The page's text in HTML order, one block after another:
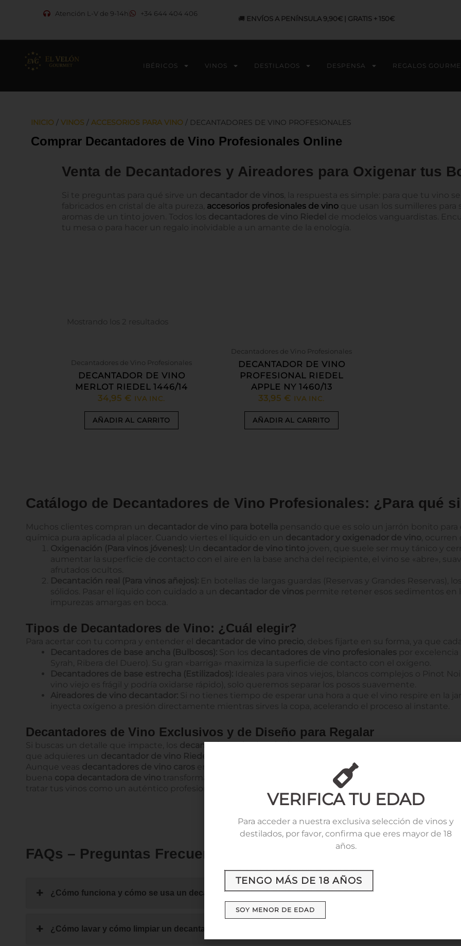
Atención L-V de 9-14h +34 644 404 406
🚚 ENVÍOS A PENÍNSULA 9,90€ | GRATIS + 150€
IBÉRICOS VINOS DESTILADOS DESPENSA REGALOS
INICIO / VINOS / ACCESORIOS PARA VINO / DECANTADORES DE VINO PROFESIONALES
Comprar Decantadores de Vino Profesionales Online
Venta de Decantadores y Aireadores para Oxigenar tus
Si te preguntas para qué sirve un decantador de vinos, la respuesta es simple: para que tu vino
fabricados en cristal de alta pureza, accesorios profesionales de vino que usan los sumilleres para
aromas de un tinto joven. Todos los decantadores de vino Riedel de modelos vanguardistas.
tu mesa o para hacer un regalo inolvidable a un amante de la enología.
Mostrando los 2 resultados
Decantadores de Vino Profesionales
DECANTADOR DE VINO
MERLOT RIEDEL 1446/14
34,95 € IVA INC.
AÑADIR AL CARRITO
Decantadores de Vino Profesionales
DECANTADOR DE VINO
PROFESIONAL RIEDEL
APPLE NY 1460/13
33,95 € IVA INC.
AÑADIR AL CARRITO
Catálogo de Decantadores de Vino Profesionales: ¿Para qué
Muchos clientes compran un decantador de vino para botella pensando que es solo un jarrón bonito para
química pura aplicada al placer. Cuando viertes el líquido en un decantador y oxigenador de vino, ocurren
Oxigenación (Para vinos jóvenes): Un decantador de vino tinto joven, que suele ser muy tánico y
aumentar la superficie de contacto con el aire en la base ancha del recipiente, el vino se «abre»,
afrutados ocultos.
Decantación real (Para vinos añejos): En botellas de largas guardas (Reservas y Grandes Reservas),
sólidos. Pasar el líquido con cuidado a un decantador de vinos permite retener esos sedimentos en
impurezas amargas en boca.
Tipos de Decantadores de Vino: ¿Cuál elegir?
Para acertar con tu compra y entender el decantador de vino precio, debes fijarte en su forma, ya que
Decantadores de base ancha (Bulbosos): Son los decantadores de vino profesionales por
Syrah, Ribera del Duero). Su gran «barriga» maximiza la superficie de contacto con el oxígeno.
Decantadores de base estrecha (Estilizados): Ideales para vinos viejos, blancos complejos o Pinot
vino viejo es frágil y podría oxidarse rápido), solo queremos separar los posos suavemente.
Aireadores de vino decantador: Si no tienes tiempo de esperar una hora a que el vino respire en la
inyecta oxígeno a presión directamente mientras sirves la copa, acelerando el proceso al instante.
Decantadores de Vino Exclusivos y de Diseño para Regalar
Si buscas un detalle que impacte, los decantadores de vino de diseño
son el regalo estrella. Trabajamos
que adquieres un decantador de vino Riedel
Aunque veas decantadores de vino caros en nuestro catálogo, te aseguramos que la inversión en un
buena copa decantadora de vino transforma una botella decente en una experiencia extraordinaria.
tratar tus vinos como un auténtico profesional.
FAQs – Preguntas Frecuentes sobre Decantadores de Vino
¿Cómo funciona y cómo se usa un decantador de vino correctamente?
¿Cómo lavar y cómo limpiar un decantador de vino por dentro?
VERIFICA TU EDAD
Para acceder a nuestra exclusiva selección de vinos y
destilados, por favor, confirma que eres mayor de 18
años.
TENGO MÁS DE 18 AÑOS
SOY MENOR DE EDAD